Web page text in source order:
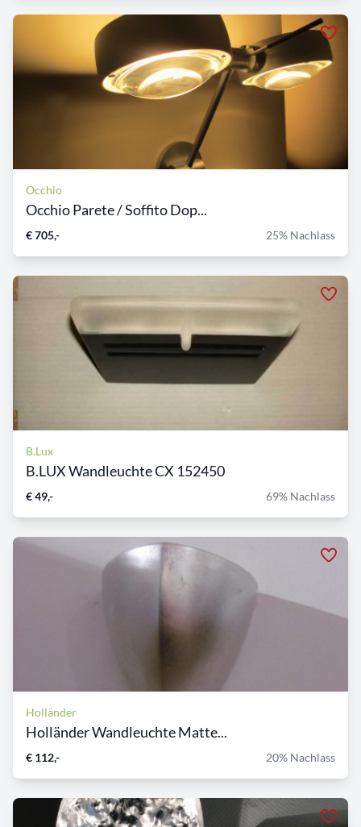
Occhio
Occhio Parete / Soffito Dop...
€ 705,- 25% Nachlass
B.Lux
B.LUX Wandleuchte CX 152450
€ 49,- 69% Nachlass
Holländer
Holländer Wandleuchte Matte...
€ 112,- 20% Nachlass